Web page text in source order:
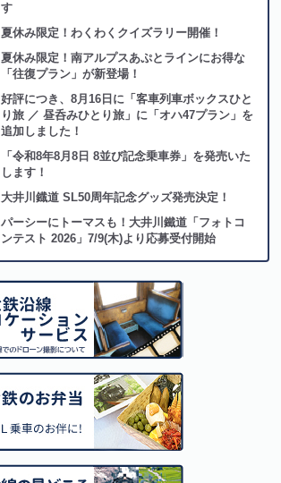
す
夏休み限定！わくわくクイズラリー開催！
夏休み限定！南アルプスあぷとラインにお得な
「往復プラン」が新登場！
好評につき、8月16日に「客車列車ボックスひと
り旅 ／ 昼呑みひとり旅」に「オハ47プラン」を
追加しました！
「令和8年8月8日 8並び記念乗車券」を発売いた
します！
大井川鐡道 SL50周年記念グッズ発売決定！
パーシーにトーマスも！大井川鐵道「フォトコ
ンテスト 2026」7/9(木)より応募受付開始